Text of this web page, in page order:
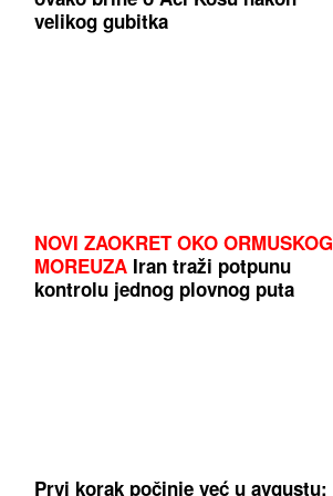
velikog gubitka
NOVI ZAOKRET OKO ORMUSKOG
MOREUZAIran traži potpunu
kontrolu jednog plovnog puta
Prvi korak počinje već u avgustu: